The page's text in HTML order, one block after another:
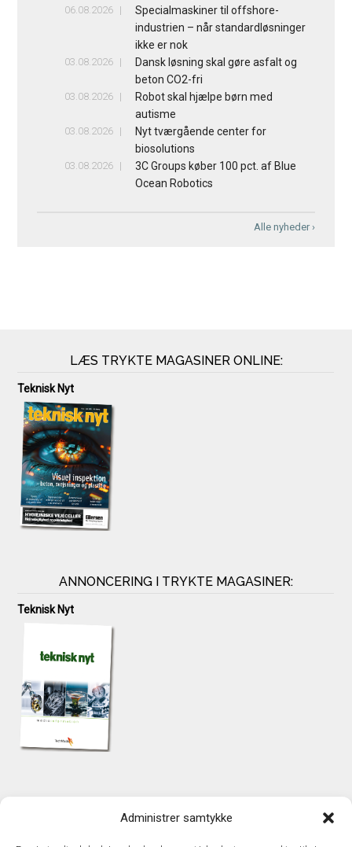
Administrer samtykke
06.08.2026
Specialmaskiner til offshore-
industrien – når standardløsninger
ikke er nok
03.08.2026
Dansk løsning skal gøre asfalt og
beton CO2-fri
03.08.2026
Robot skal hjælpe børn med
autisme
03.08.2026
Nyt tværgående center for
biosolutions
03.08.2026
3C Groups køber 100 pct. af Blue
Ocean Robotics
Alle nyheder ›
LÆS TRYKTE MAGASINER ONLINE:
Teknisk Nyt
ANNONCERING I TRYKTE MAGASINER:
Teknisk Nyt
TechMedia A/S